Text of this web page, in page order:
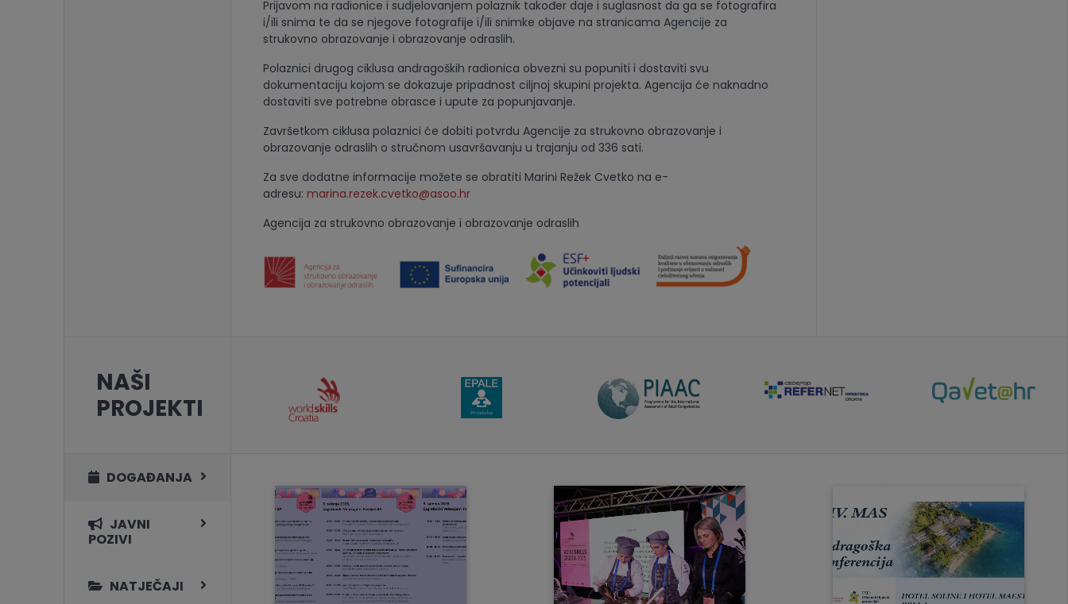
Prijavom na radionice i sudjelovanjem polaznik također daje i suglasnost da ga se fotografira
i/ili snima te da se njegove fotografije i/ili snimke objave na stranicama Agencije za
strukovno obrazovanje i obrazovanje odraslih.
Polaznici drugog ciklusa andragoških radionica obvezni su popuniti i dostaviti svu
dokumentaciju kojom se dokazuje pripadnost ciljnoj skupini projekta. Agencija će naknadno
dostaviti sve potrebne obrasce i upute za popunjavanje.
Završetkom ciklusa polaznici će dobiti potvrdu Agencije za strukovno obrazovanje i
obrazovanje odraslih o stručnom usavršavanju u trajanju od 336 sati.
Za sve dodatne informacije možete se obratiti Marini Režek Cvetko na e-
adresu: marina.rezek.cvetko@asoo.hr
Agencija za strukovno obrazovanje i obrazovanje odraslih
NAŠI
PROJEKTI
DOGAĐANJA
JAVNI
POZIVI
NATJEČAJI